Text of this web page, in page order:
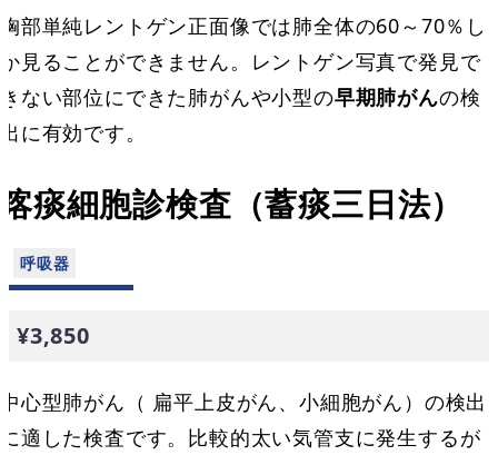
胸部単純レントゲン正面像では肺全体の60～70％し
か見ることができません。レントゲン写真で発見で
きない部位にできた肺がんや小型の早期肺がんの検
出に有効です。
喀痰細胞診検査（蓄痰三日法）
¥3,850
中心型肺がん（ 扁平上皮がん、小細胞がん）の検出
に適した検査です。比較的太い気管支に発生するが